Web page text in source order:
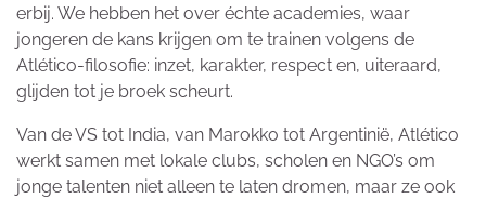
erbij. We hebben het over échte academies, waar
jongeren de kans krijgen om te trainen volgens de
Atlético-filosofie: inzet, karakter, respect en, uiteraard,
glijden tot je broek scheurt.
Van de VS tot India, van Marokko tot Argentinië, Atlético
werkt samen met lokale clubs, scholen en NGO’s om
jonge talenten niet alleen te laten dromen, maar ze ook